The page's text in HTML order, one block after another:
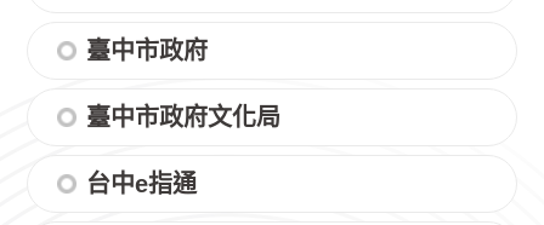
臺中市政府
臺中市政府文化局
台中e指通